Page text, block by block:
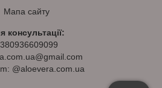
Мапа сайту
консультації:
@aloevera.com.ua